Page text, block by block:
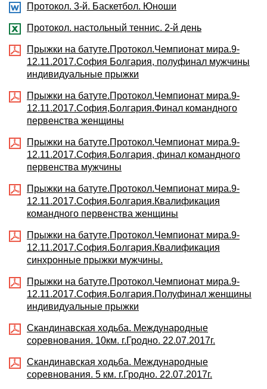
Протокол. 3-й. Баскетбол. Юноши
Протокол. настольный теннис. 2-й день
Прыжки на батуте.Протокол.Чемпионат мира.9-
12.11.2017.София Болгария, полуфинал мужчины
индивидуальные прыжки
Прыжки на батуте.Протокол.Чемпионат мира.9-
12.11.2017.София,Болгария.Финал командного
первенства женщины
Прыжки на батуте.Протокол.Чемпионат мира.9-
12.11.2017.София.Болгария, финал командного
первенства мужчины
Прыжки на батуте.Протокол.Чемпионат мира.9-
12.11.2017.София.Болгария.Квалификация
командного первенства женщины
Прыжки на батуте.Протокол.Чемпионат мира.9-
12.11.2017.София.Болгария.Квалификация
синхронные прыжки мужчины.
Прыжки на батуте.Протокол.Чемпионат мира.9-
12.11.2017.София.Болгария.Полуфинал женщины
индивидуальные прыжки
Скандинавская ходьба. Международные
соревнования. 10км. г.Гродно. 22.07.2017г.
Скандинавская ходьба. Международные
соревнования. 5 км. г.Гродно. 22.07.2017г.